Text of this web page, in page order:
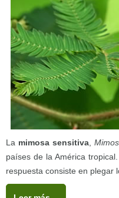
La mimosa sensitiva ,
países de la América
respuesta consiste en plegar